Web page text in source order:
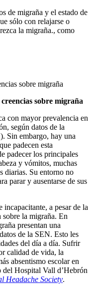
de migraña y el estado de
sólo con relajarse o
la migraña., como
sobre migraña
sobre migraña
con mayor prevalencia en
según datos de la
Sin embargo, hay una
padecen esta
padecer los principales
y vómitos, muchas
diarias. Su entorno no
parar y ausentarse de sus
incapacitante, a pesar de la
la migraña. En
presentan una
de la SEN. Esto les
del día a día. Sufrir
calidad de vida, la
absentismo escolar en
del Hospital Vall d’Hebrón
Headache Society.